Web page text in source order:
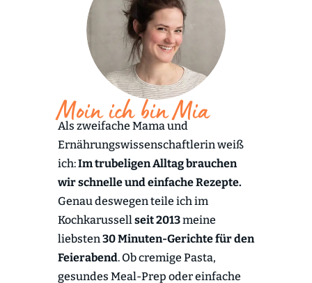
Moin ich bin Mia
Als zweifache Mama und
Ernährungswissenschaftlerin weiß
ich:Im trubeligen Alltag brauchen
wir schnelle und einfache Rezepte.
Genau deswegen teile ich im
Kochkarussellseit 2013meine
liebsten30 Minuten-Gerichte für den
Feierabend. Ob cremige Pasta,
gesundes Meal-Prep oder einfache